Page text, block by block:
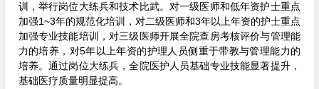
训，举行岗位大练兵和技术比武。对一级医师和低年资护士重点
加强1~3年的规范化培训，对二级医师和3年以上年资的护士重点
加强专业技能培训，对三级医师开展全院查房考核评价与管理能
力的培养，对5年以上年资的护理人员侧重于带教与管理能力的
培养。通过岗位大练兵，全院医护人员基础专业技能显著提升，
基础医疗质量明显提高。